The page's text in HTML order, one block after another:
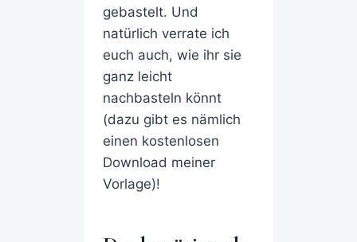
gebastelt. Und
natürlich verrate ich
euch auch, wie ihr sie
ganz leicht
nachbasteln könnt
(dazu gibt es nämlich
einen kostenlosen
Download meiner
Vorlage)!